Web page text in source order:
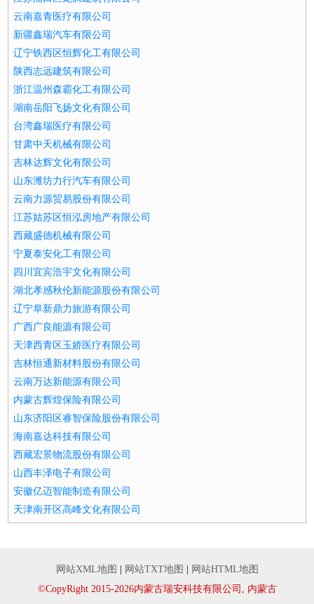
云南嘉青医疗有限公司
新疆鑫瑞汽车有限公司
辽宁铁西区恒辉化工有限公司
陕西志远建筑有限公司
浙江温州森霸化工有限公司
湖南岳阳飞扬文化有限公司
台湾鑫瑞医疗有限公司
甘肃中天机械有限公司
吉林达辉文化有限公司
山东潍坊力行汽车有限公司
云南力源贸易股份有限公司
江苏姑苏区恒泓房地产有限公司
西藏盛德机械有限公司
宁夏泰安化工有限公司
四川宜宾浩宇文化有限公司
湖北孝感秋伦新能源股份有限公司
辽宁阜新鼎力旅游有限公司
广西广良能源有限公司
天津西青区玉娇医疗有限公司
吉林恒通新材料股份有限公司
云南万达新能源有限公司
内蒙古辉煌保险有限公司
山东济阳区睿智保险股份有限公司
海南嘉达科技有限公司
西藏宏景物流股份有限公司
山西丰泽电子有限公司
安徽亿迈智能制造有限公司
天津南开区高峰文化有限公司
网站XML地图 网站TXT地图
网站HTML地图
©CopyRight 2015-2026内蒙古瑞安科技有限公司, 内蒙古